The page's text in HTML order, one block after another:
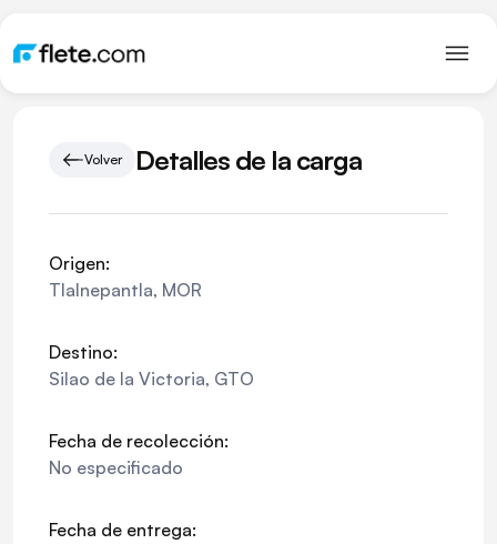
Volver Detalles de la carga
Origen:
Tlalnepantla, MOR
Destino:
Silao de la Victoria, GTO
Fecha de recolección:
No especificado
Fecha de entrega: